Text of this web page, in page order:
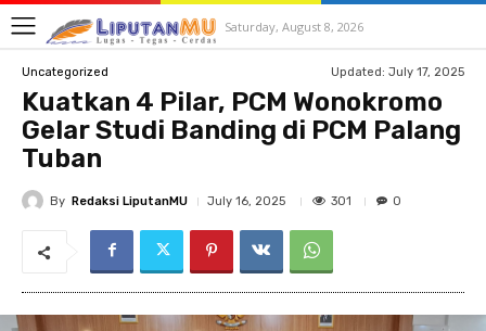
Saturday, August 8, 2026
Uncategorized Updated: July 17, 2025
Kuatkan 4 Pilar, PCM Wonokromo
Gelar Studi Banding di PCM Palang
Tuban
By Redaksi LiputanMU July 16, 2025 301 0